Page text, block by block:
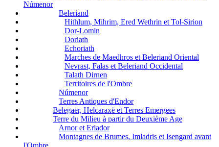
Númenor
Beleriand
Hithlum, Mihrim, Ered Wethrin et Tol-Sirion
Dor-Lomin
Doriath
Echoriath
Marches de Maedhros et Beleriand Oriental
Nevrast, Falas et Beleriand Occidental
Talath Dirnen
Territoires de l'Ombre
Númenor
Terres Antiques d'Endor
Belegaer, Helcaraxë et Terres Emergees
Terre du Milieu à partir du Deuxième Age
Arnor et Eriador
Montagnes de Brumes, Imladris et Isengard avant
l'Ombre